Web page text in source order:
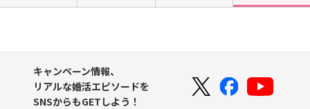
キャンペーン情報、
リアルな婚活エピソードを
SNSからもGETしよう！